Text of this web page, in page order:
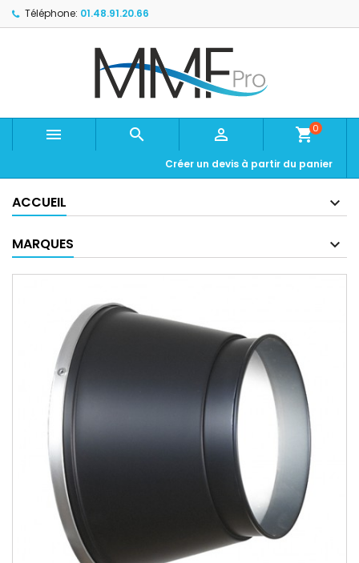
Téléphone: 01.48.91.20.66
   shopping_cart0
Créer un devis à partir du panier
ACCUEIL
MARQUES